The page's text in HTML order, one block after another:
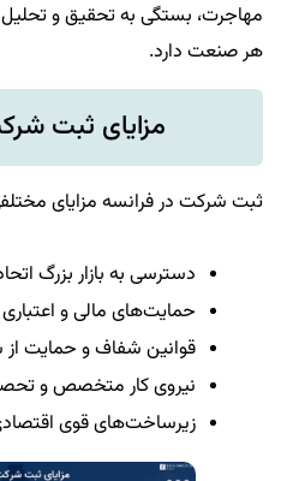
مهاجرت، بستگی به تحقیق و تحلیل
هر صنعت دارد.
مزایای ثبت
ثبت شرکت در فرانسه مزایای
دسترسی به بازار بزرگ
حمایت‌های مالی و
قوانین شفاف و حمایت از
نیروی کار متخصص و
زیرساخت‌های قوی